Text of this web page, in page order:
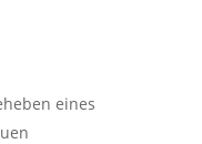
eines